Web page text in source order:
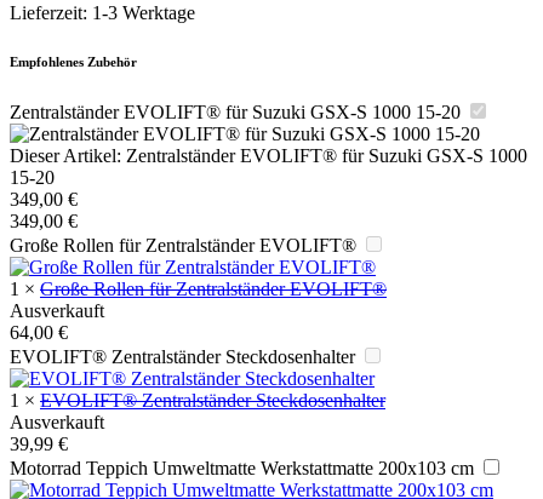
Lieferzeit: 1-3 Werktage
Empfohlenes Zubehör
Zentralständer EVOLIFT® für Suzuki GSX-S 1000 15-20
Dieser Artikel: Zentralständer EVOLIFT® für Suzuki GSX-S 1000
15-20
349,00 €
349,00 €
Große Rollen für Zentralständer EVOLIFT®
1 × Große Rollen für Zentralständer EVOLIFT®
Ausverkauft
64,00 €
EVOLIFT® Zentralständer Steckdosenhalter
1 × EVOLIFT® Zentralständer Steckdosenhalter
Ausverkauft
39,99 €
Motorrad Teppich Umweltmatte Werkstattmatte 200x103 cm